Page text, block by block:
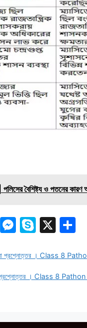
বৈশিষ্ট্য ও পতনের
M
s
s
g
S
y
p
X S
e
নমুনা প্রশ্নোত্তর । Class 8
প্রশ্নোত্তর । Class 8